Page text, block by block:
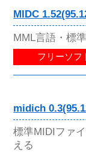
MIDC
MML言語・標
フリーソフ
midich
標準MIDIファ
える